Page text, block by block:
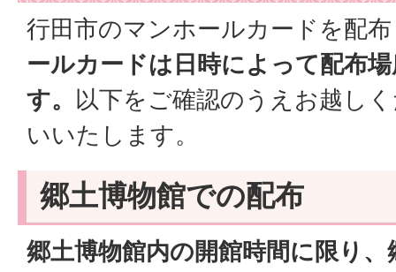
行田市のマンホールカードを配
ールカードは日時によって配布
す。
以下をご確認のうえお越し
いいたします。
郷土博物館での配布
郷土博物館内の開館時間に限り